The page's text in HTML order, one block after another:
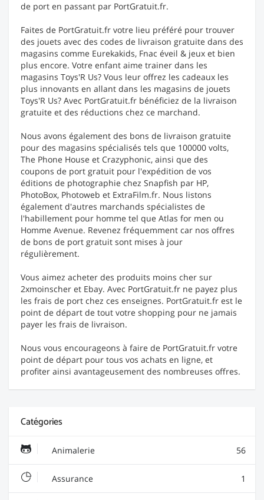
de port en passant par PortGratuit.fr.
Faites de PortGratuit.fr votre lieu préféré pour trouver
des jouets avec des codes de livraison gratuite dans des
magasins comme Eurekakids, Fnac éveil & jeux et bien
plus encore. Votre enfant aime trainer dans les
magasins Toys'R Us? Vous leur offrez les cadeaux les
plus innovants en allant dans les magasins de jouets
Toys'R Us? Avec PortGratuit.fr bénéficiez de la livraison
gratuite et des réductions chez ce marchand.
Nous avons également des bons de livraison gratuite
pour des magasins spécialisés tels que 100000 volts,
The Phone House et Crazyphonic, ainsi que des
coupons de port gratuit pour l'expédition de vos
éditions de photographie chez Snapfish par HP,
PhotoBox, Photoweb et ExtraFilm.fr. Nous listons
également d'autres marchands spécialistes de
l'habillement pour homme tel que Atlas for men ou
Homme Avenue. Revenez fréquemment car nos offres
de bons de port gratuit sont mises à jour
régulièrement.
Vous aimez acheter des produits moins cher sur
2xmoinscher et Ebay. Avec PortGratuit.fr ne payez plus
les frais de port chez ces enseignes. PortGratuit.fr est le
point de départ de tout votre shopping pour ne jamais
payer les frais de livraison.
Nous vous encourageons à faire de PortGratuit.fr votre
point de départ pour tous vos achats en ligne, et
profiter ainsi avantageusement des nombreuses offres.
Catégories
Animalerie 56
Assurance 1